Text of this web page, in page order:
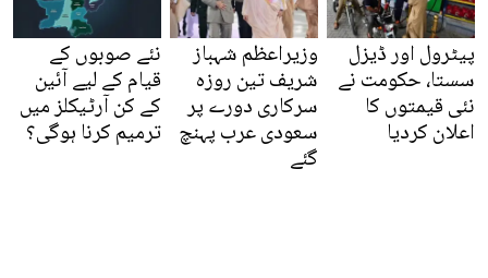
پیٹرول اور ڈیزل
سستا، حکومت نے
نئی قیمتوں کا
اعلان کردیا
وزیراعظم شہباز
شریف تین روزہ
سرکاری دورے پر
سعودی عرب پہنچ
گئے
نئے صوبوں کے
قیام کے لیے آئین
کے کن آرٹیکلز میں
ترمیم کرنا ہوگی؟